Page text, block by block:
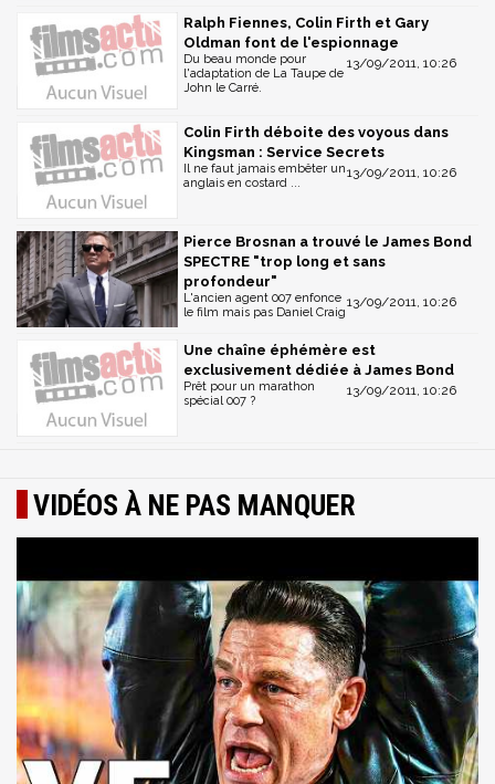
Ralph Fiennes, Colin Firth et Gary
Oldman font de l'espionnage
13/09/2011, 10:26
Du beau monde pour
l'adaptation de La Taupe de
John le Carré.
Colin Firth déboite des voyous dans
Kingsman : Service Secrets
13/09/2011, 10:26
Il ne faut jamais embêter un
anglais en costard ...
Pierce Brosnan a trouvé le James Bond
SPECTRE "trop long et sans
profondeur"
13/09/2011, 10:26
L'ancien agent 007 enfonce
le film mais pas Daniel Craig
Une chaîne éphémère est
exclusivement dédiée à James Bond
13/09/2011, 10:26
Prêt pour un marathon
spécial 007 ?
VIDÉOS À NE PAS MANQUER